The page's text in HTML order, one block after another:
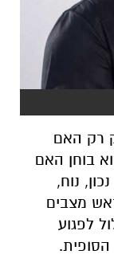
רק האם
בוחן האם
, נוח,
מצבים
לפגוע
.